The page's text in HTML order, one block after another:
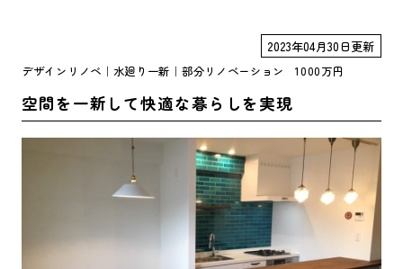
デザインリノベ 水廻り一新 部分リノベーション 1000万円
2023年04月30日更新
空間を一新して快適な暮らしを実現